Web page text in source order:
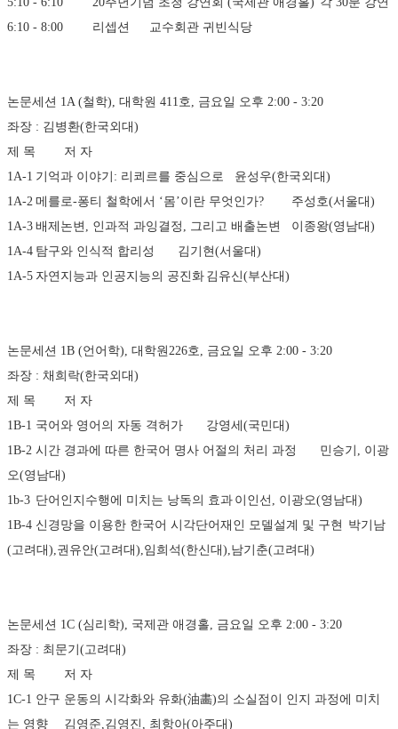
6:10 - 8:00	리셉션	교수회관 귀빈식당
논문세션 1A (철학), 대학원 411호, 금요일 오후 2:00 - 3:20
좌장 : 김병환(한국외대)
제 목	저 자
1A-1	기억과 이야기: 리쾨르를 중심으로	윤성우(한국외대)
1A-2	메를로-퐁티 철학에서 ‘몸’이란 무엇인가?	주성호(서울대)
1A-3	배제논변, 인과적 과잉결정, 그리고 배출논변	이종왕(영남대)
1A-4	탐구와 인식적 합리성	김기현(서울대)
1A-5	자연지능과 인공지능의 공진화	김유신(부산대)
논문세션 1B (언어학), 대학원226호, 금요일 오후 2:00 - 3:20
좌장 : 채희락(한국외대)
제 목	저 자
1B-1	국어와 영어의 자동 격허가	강영세(국민대)
1B-2	시간 경과에 따른 한국어 명사 어절의 처리 과정	민승기, 이광
오(영남대)
1b-3	단어인지수행에 미치는 낭독의 효과	이인선, 이광오(영남대)
1B-4	신경망을 이용한 한국어 시각단어재인 모델설계 및 구현	박기남
(고려대),권유안(고려대),임희석(한신대),남기춘(고려대)
논문세션 1C (심리학), 국제관 애경홀, 금요일 오후 2:00 - 3:20
좌장 : 최문기(고려대)
제 목	저 자
1C-1	안구 운동의 시각화와 유화(油畵)의 소실점이 인지 과정에 미치
는 영향	김영준,김영진, 최항아(아주대)